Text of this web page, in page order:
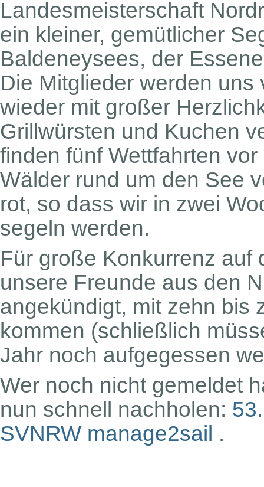
Landesmeisterschaft
ein kleiner, gemütlicher
Baldeneysees, der
Die Mitglieder werden
wieder mit großer
Grillwürsten und Kuchen
finden fünf Wettfahrten
Wälder rund um den See
rot, so dass wir in zwei
segeln werden.
Für große Konkurrenz auf
unsere Freunde aus den
angekündigt, mit zehn bis
kommen (schließlich
Jahr noch aufgegessen
Wer noch nicht gemeldet
nun schnell nachholen: 53.
SVNRW manage2sail .